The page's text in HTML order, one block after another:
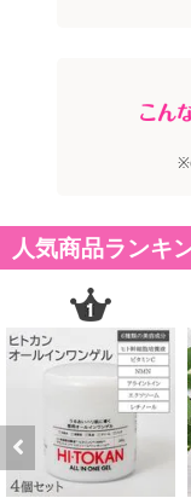
人気商品ランキ
Previous